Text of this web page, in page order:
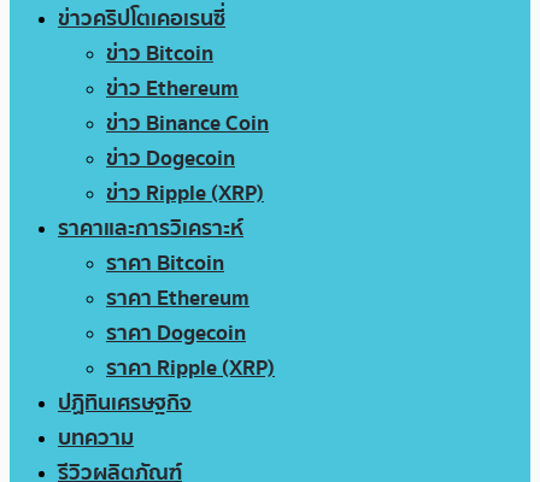
ข่าวคริปโตเคอเรนซี่
ข่าว Bitcoin
ข่าว Ethereum
ข่าว Binance Coin
ข่าว Dogecoin
ข่าว Ripple (XRP)
ราคาและการวิเคราะห์
ราคา Bitcoin
ราคา Ethereum
ราคา Dogecoin
ราคา Ripple (XRP)
ปฏิทินเศรษฐกิจ
บทความ
รีวิวผลิตภัณฑ์